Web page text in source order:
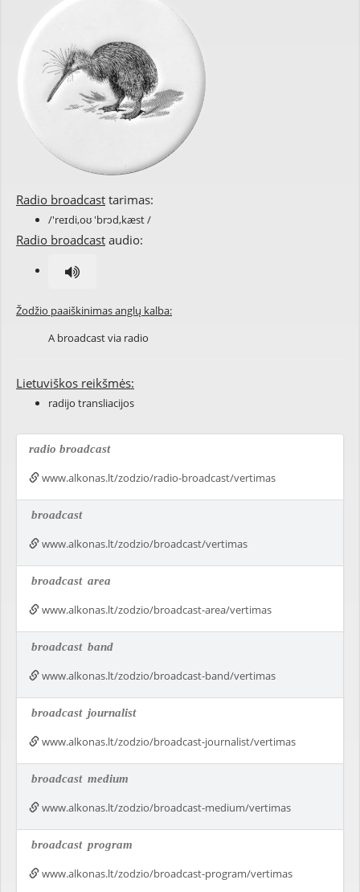
Radio broadcast tarimas:
/'reɪdi,oʊ 'brɔd,kæst /
Radio broadcast audio:
Žodžio paaiškinimas anglų kalba:
A broadcast via radio
Lietuviškos reikšmės:
radijo transliacijos
radio broadcast
www.alkonas.lt/zodzio/radio-broadcast/vertimas
broadcast
www.alkonas.lt/zodzio/broadcast/vertimas
broadcast area
www.alkonas.lt/zodzio/broadcast-area/vertimas
broadcast band
www.alkonas.lt/zodzio/broadcast-band/vertimas
broadcast journalist
www.alkonas.lt/zodzio/broadcast-journalist/vertimas
broadcast medium
www.alkonas.lt/zodzio/broadcast-medium/vertimas
broadcast program
www.alkonas.lt/zodzio/broadcast-program/vertimas